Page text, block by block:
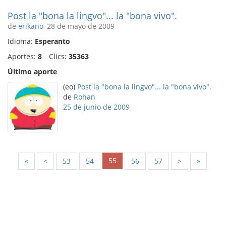
Post la "bona la lingvo"... la "bona vivo".
de erikano, 28 de mayo de 2009
Idioma: Esperanto
Aportes: 8 Clics: 35363
Último aporte
(eo) Post la "bona la lingvo"... la "bona vivo".
de Rohan
25 de junio de 2009
« < 53 54 55 56 57 > »